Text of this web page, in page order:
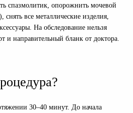
спазмолитик, опорожнить мочевой
все металлические изделия,
На обследование нельзя
и направительный бланк от доктора.
30–40 минут. До начала